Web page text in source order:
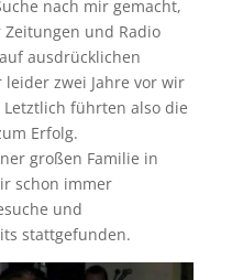
nach mir gemacht,
und Radio
ausdrücklichen
zwei Jahre vor wir
führten also die
Erfolg.
großen Familie in
schon immer
und
stattgefunden.